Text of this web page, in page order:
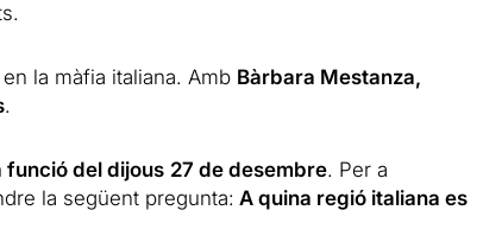
la màfia italiana. Amb Bàrbara Mestanza,
.
funció del dijous 27 de desembre. Per a
la següent pregunta: A quina regió italiana es